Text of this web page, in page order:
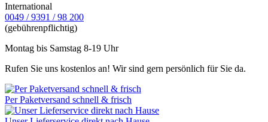
International
0049 / 9391 / 98 200
(gebührenpflichtig)
Montag bis Samstag 8-19 Uhr
Rufen Sie uns kostenlos an! Wir sind gern persönlich für Sie da.
Per Paketversand schnell & frisch